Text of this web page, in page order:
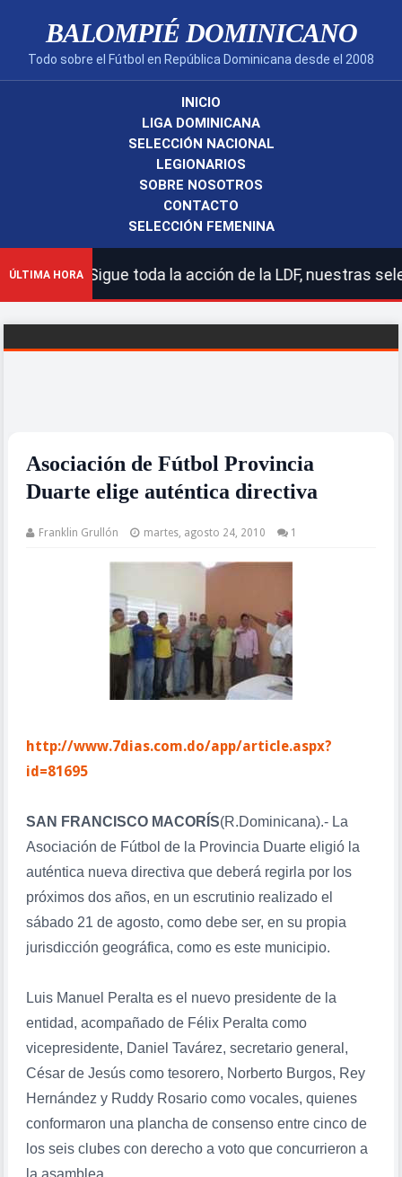
BALOMPIÉ DOMINICANO
Todo sobre el Fútbol en República Dominicana desde el 2008
INICIO
LIGA DOMINICANA
SELECCIÓN NACIONAL
LEGIONARIOS
SOBRE NOSOTROS
CONTACTO
SELECCIÓN FEMENINA
ÚLTIMA HORA
| Sigue toda la acción de la LDF, nuestras
Asociación de Fútbol Provincia
Duarte elige auténtica directiva
Franklin Grullón martes, agosto 24, 2010 1
http://www.7dias.com.do/app/article.aspx?
id=81695
SAN FRANCISCO MACORÍS(R.Dominicana).- La
Asociación de Fútbol de la Provincia Duarte eligió la
auténtica nueva directiva que deberá regirla por los
próximos dos años, en un escrutinio realizado el
sábado 21 de agosto, como debe ser, en su propia
jurisdicción geográfica, como es este municipio.
Luis Manuel Peralta es el nuevo presidente de la
entidad, acompañado de Félix Peralta como
vicepresidente, Daniel Tavárez, secretario general,
César de Jesús como tesorero, Norberto Burgos, Rey
Hernández y Ruddy Rosario como vocales, quienes
conformaron una plancha de consenso entre cinco de
los seis clubes con derecho a voto que concurrieron a
la asamblea.